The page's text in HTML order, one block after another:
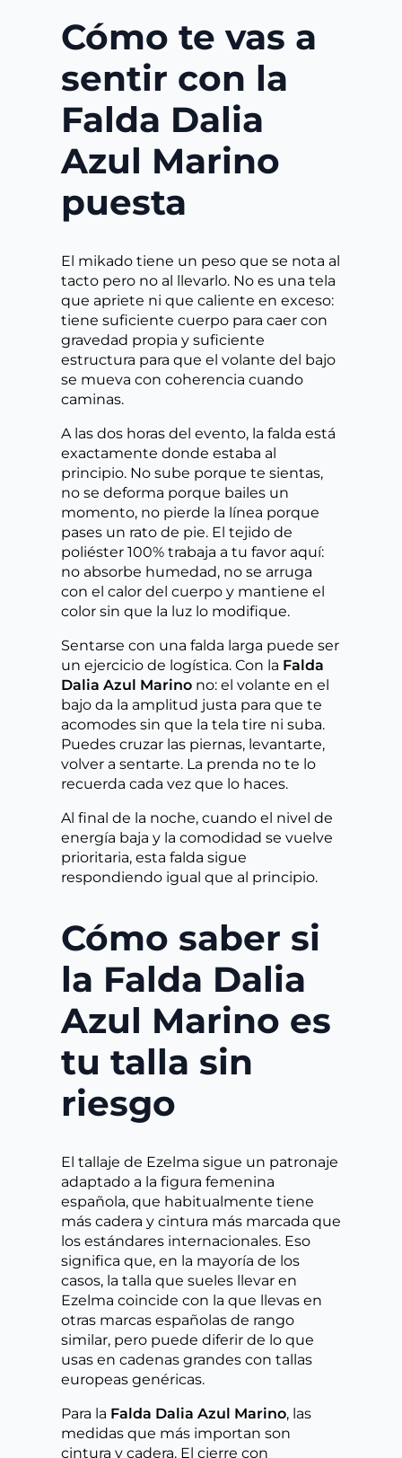
Cómo te vas a
sentir con la
Falda Dalia
Azul Marino
puesta
El mikado tiene un peso que se nota al
tacto pero no al llevarlo. No es una tela
que apriete ni que caliente en exceso:
tiene suficiente cuerpo para caer con
gravedad propia y suficiente
estructura para que el volante del bajo
se mueva con coherencia cuando
caminas.
A las dos horas del evento, la falda está
exactamente donde estaba al
principio. No sube porque te sientas,
no se deforma porque bailes un
momento, no pierde la línea porque
pases un rato de pie. El tejido de
poliéster 100% trabaja a tu favor aquí:
no absorbe humedad, no se arruga
con el calor del cuerpo y mantiene el
color sin que la luz lo modifique.
Sentarse con una falda larga puede ser
un ejercicio de logística. Con la Falda
Dalia Azul Marino no: el volante en el
bajo da la amplitud justa para que te
acomodes sin que la tela tire ni suba.
Puedes cruzar las piernas, levantarte,
volver a sentarte. La prenda no te lo
recuerda cada vez que lo haces.
Al final de la noche, cuando el nivel de
energía baja y la comodidad se vuelve
prioritaria, esta falda sigue
respondiendo igual que al principio.
Cómo saber si
la Falda Dalia
Azul Marino es
tu talla sin
riesgo
El tallaje de Ezelma sigue un patronaje
adaptado a la figura femenina
española, que habitualmente tiene
más cadera y cintura más marcada que
los estándares internacionales. Eso
significa que, en la mayoría de los
casos, la talla que sueles llevar en
Ezelma coincide con la que llevas en
otras marcas españolas de rango
similar, pero puede diferir de lo que
usas en cadenas grandes con tallas
europeas genéricas.
Para la Falda Dalia Azul Marino, las
medidas que más importan son
cintura y cadera. El cierre con